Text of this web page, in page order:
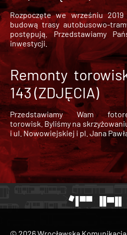
Rozpoczęte we wrześniu
budową trasy autobusowo-
postępują. Przedstawiamy
inwestycji.
Remonty
143 (ZDJĘCIA)
Przedstawiamy Wam
torowisk. Byliśmy na
i ul. Nowowiejskiej i pl. Jana